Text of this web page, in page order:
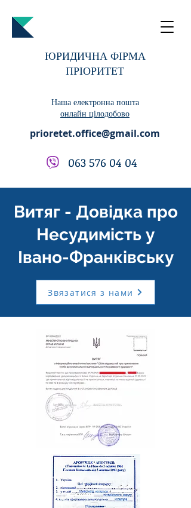
prioretet.office@gmail.com
Наша електронна пошта
онлайн цілодобово
063 576 04 04
ЮРИДИЧНА ФІРМА
ПРІОРИТЕТ
Витяг - Довідка про
Несудимість у
Івано-Франківську
Звязатися з нами
НАШІ ПЕРЕВАГИ
Понад 10 років на ринку
Ми накопичили значний досвід роботи
на ринку юридичних послуг
Широкий спектр послуг
Надаємо послуги на високому рівні та в
короткі терміни